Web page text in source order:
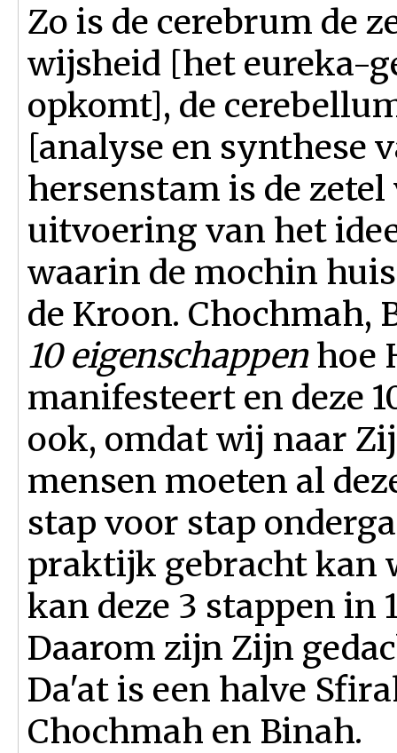
Zo is de cerebrum de
wijsheid [het eureka-
opkomt], de
[analyse en synthese
hersenstam is de
uitvoering van het
waarin de mochin
de Kroon. Chochmah,
10 eigenschappenhoe
manifesteert en deze
ook, omdat wij naar
mensen moeten al
stap voor stap
praktijk gebracht kan
kan deze 3 stappen in
Daarom zijn Zijn
Da'at is een halve
Chochmah en Binah.